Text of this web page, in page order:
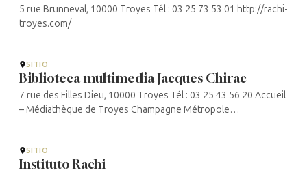
5 rue Brunneval, 10000 Troyes Tél : 03 25 73 53 01 http://rachi-
troyes.com/
SITIO
Biblioteca multimedia Jacques Chirac
7 rue des Filles Dieu, 10000 Troyes Tél : 03 25 43 56 20 Accueil
– Médiathèque de Troyes Champagne Métropole
SITIO
Instituto Rachi